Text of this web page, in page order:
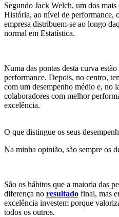
Segundo Jack Welch, um dos mais
História, ao nível de performance,
empresa distribuem-se ao longo
normal em Estatística.
Numa das pontas desta curva
performance. Depois, no centro,
com um desempenho médio e, no
colaboradores com melhor
excelência.
O que distingue os seus
Na minha opinião, são sempre os
São os hábitos que a maioria das
diferença no resultado final, mas
excelência investem porque
todos os outros.